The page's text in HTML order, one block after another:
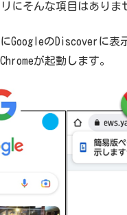
にそんな項目はありま
GoogleのDiscoverに表
が起動します。